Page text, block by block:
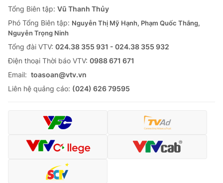
Tổng Biên tập: Vũ Thanh Thủy
Phó Tổng Biên tập: Nguyễn Thị Mỹ Hạnh, Phạm Quốc Thắng,
Nguyễn Trọng Ninh
Tổng đài VTV: 024.38 355 931 - 024.38 355 932
Ðiện thoại Thời báo VTV: 0988 671 671
Email: toasoan@vtv.vn
Liên hệ quảng cáo: (024) 626 79595